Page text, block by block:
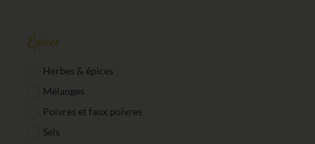
Épices
Herbes & épices
Mélanges
Poivres et faux poivres
Sels